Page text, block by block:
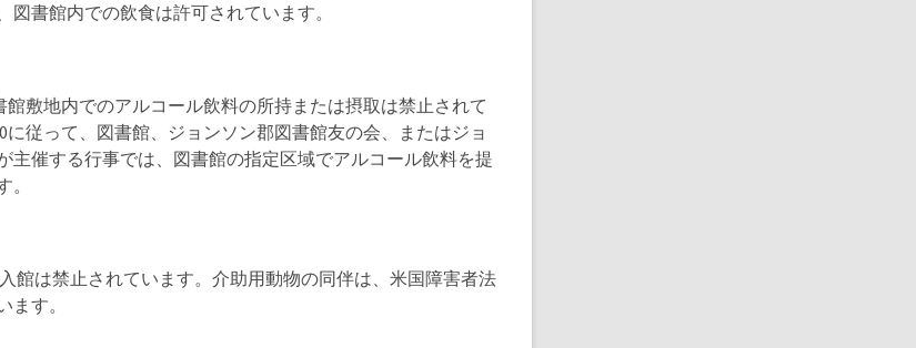
図書館内での飲食は許可されています。
館敷地内でのアルコール飲料の所持または摂取は禁止されて
に従って、図書館、ジョンソン郡図書館友の会、またはジョ
主催する行事では、図書館の指定区域でアルコール飲料を提
館は禁止されています。介助用動物の同伴は、米国障害者法
す。